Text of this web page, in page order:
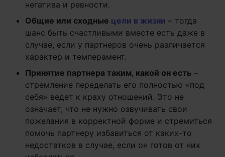
негатива и ревности.
Общие или сходные цели в жизни – тогда
шанс быть счастливыми вместе есть даже в
случае, если у партнеров очень различается
характер и темперамент.
Принятие партнера таким, какой он есть –
стремление переделать его полностью «под
себя» ведет к краху отношений. Это не
означает, что не нужно озвучивать свои
пожелания в корректной форме и стремиться
помочь партнеру избавиться от каких-то
недостатков в случае, если он готов от них